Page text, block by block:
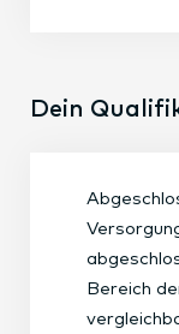
Dein
Bereich